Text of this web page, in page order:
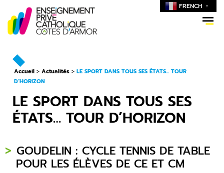
FRENCH ▼
Accueil > Actualités > LE SPORT DANS TOUS SES ÉTATS… TOUR
D’HORIZON
LE SPORT DANS TOUS SES
ÉTATS… TOUR D’HORIZON
GOUDELIN : CYCLE TENNIS DE TABLE
POUR LES ÉLÈVES DE CE ET CM